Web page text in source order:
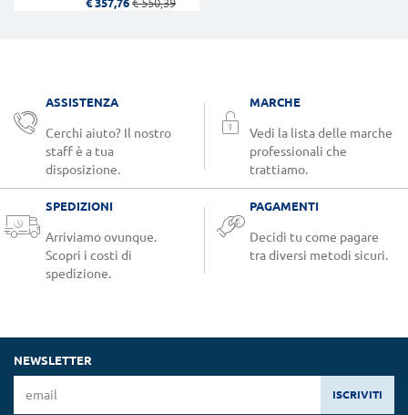
€ 357,76 € 550,39
ASSISTENZA
Cerchi aiuto? Il nostro
staff è a tua
disposizione.
MARCHE
Vedi la lista delle marche
professionali che
trattiamo.
SPEDIZIONI
Arriviamo ovunque.
Scopri i costi di
spedizione.
PAGAMENTI
Decidi tu come pagare
tra diversi metodi sicuri.
NEWSLETTER
ISCRIVITI